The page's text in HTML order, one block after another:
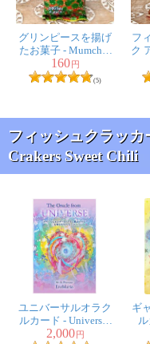
グリンピースを揚げ
たお菓子 - Mumcher
Green Peas[70g]
160円
(5)
フ
ク
の
フィッシュクラッ
Crakers Sweet Chili
ユニバーサルオラク
ルカード - Universal
Oracle Card
2,000円
ギ